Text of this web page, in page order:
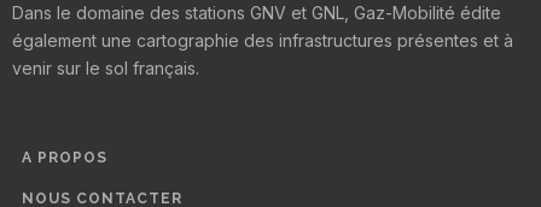
Dans le domaine des stations GNV et GNL, Gaz-Mobilité édite
également une cartographie des infrastructures présentes et à
venir sur le sol français.
A PROPOS
NOUS CONTACTER